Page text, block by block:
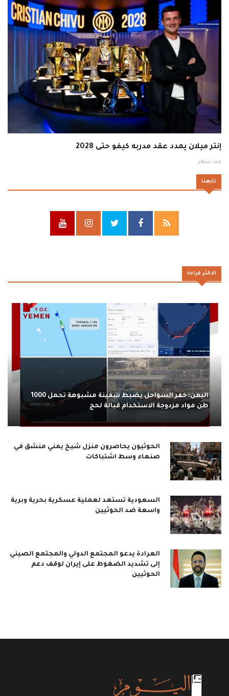
إنتر ميلان يمدد عقد مدربه كيفو حتى 2028
منذ شهر
تابعنا
الاكثر قراءة
اليمن: خفر السواحل يضبط سفينة مشبوهة تحمل 1000
طن مواد مزدوجة الاستخدام قبالة لحج
الحوثيون يحاصرون منزل شيخ يمني منشق في
صنعاء وسط اشتباكات
السعودية تستعد لعملية عسكرية بحرية وبرية
واسعة ضد الحوثيين
العرادة يدعو المجتمع الدولي والمجتمع الصيني
إلى تشديد الضغوط على إيران لوقف دعم
الحوثيين